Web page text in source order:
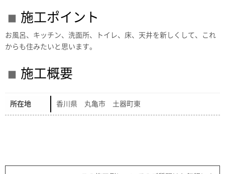
施工ポイント
お風呂、キッチン、洗面所、トイレ、床、天井を新しくして、これ
からも住みたいと思います。
施工概要
所在地 香川県 丸亀市 土器町東